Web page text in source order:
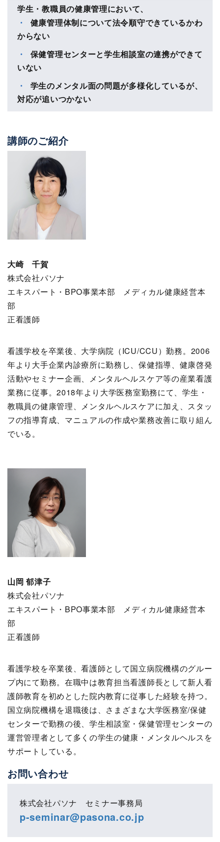
学生・教職員の健康管理において、
健康管理体制について法令順守できているかわ
からない
保健管理センターと学生相談室の連携ができて
いない
学生のメンタル面の問題が多様化しているが、
対応が追いつかない
講師のご紹介
大崎 千賀
株式会社パソナ
エキスパート・BPO事業本部 メディカル健康経営本
部
正看護師
看護学校を卒業後、大学病院（ICU/CCU）勤務。2006
年より大手企業内診療所に勤務し、保健指導、健康啓発
活動やセミナー企画、メンタルヘルスケア等の産業看護
業務に従事。2018年より大学医務室勤務にて、学生・
教職員の健康管理、メンタルヘルスケアに加え、スタッ
フの指導育成、マニュアルの作成や業務改善に取り組ん
でいる。
山岡 郁津子
株式会社パソナ
エキスパート・BPO事業本部 メディカル健康経営本
部
正看護師
看護学校を卒業後、看護師として国立病院機構のグルー
プ内にて勤務。在職中は教育担当看護師長として新人看
護師教育を初めとした院内教育に従事した経験を持つ。
国立病院機構を退職後は、さまざまな大学医務室/保健
センターで勤務の後、学生相談室・保健管理センターの
運営管理者として多くの学生の健康・メンタルヘルスを
サポートしている。
お問い合わせ
株式会社パソナ セミナー事務局
p-seminar@pasona.co.jp